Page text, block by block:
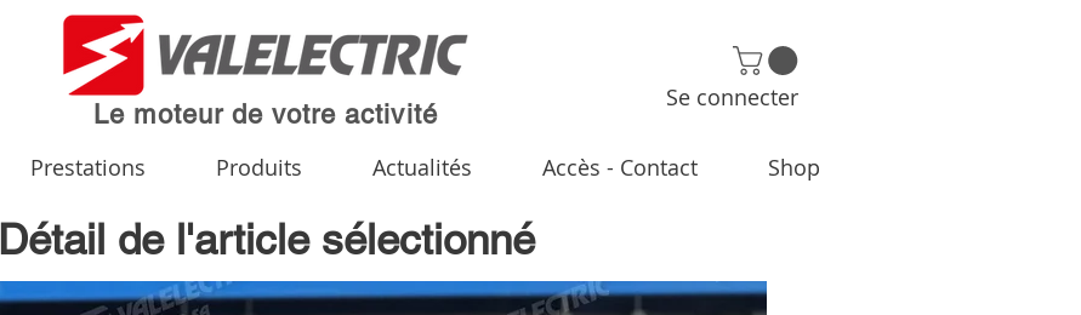
Le moteur de votre activité
Se connecter
Prestations Produits Actualités Accès - Contact Shop
Détail de l'article sélectionné